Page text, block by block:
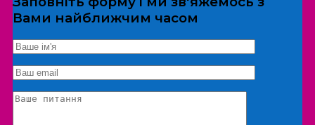
*Дані не передаються третім особам
Екскурсія/локація
Вами найближчим часом